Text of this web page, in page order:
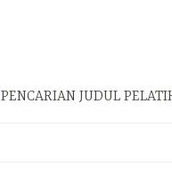
PENCARIAN JUDUL